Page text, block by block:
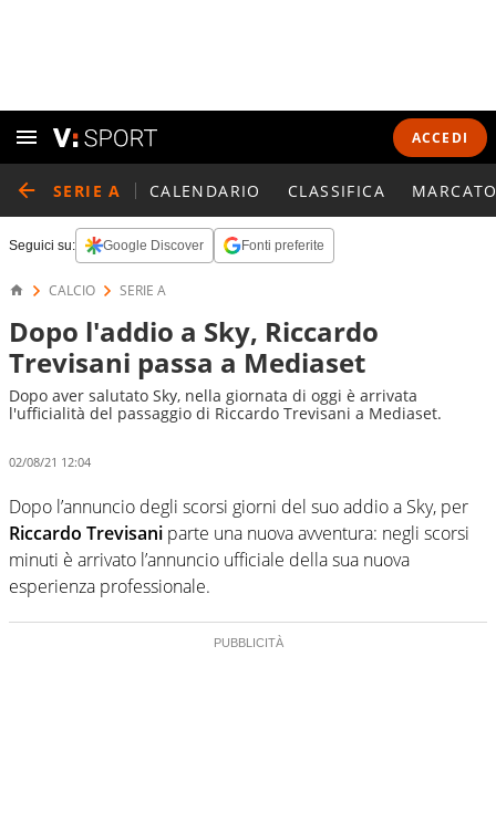
ACCEDI
SERIE A CALENDARIO CLASSIFICA
Seguici su: Google Discover Fonti preferite
CALCIO SERIE A
Dopo l'addio a Sky, Riccardo
Trevisani passa a Mediaset
Dopo aver salutato Sky, nella giornata di oggi è arrivata
l'ufficialità del passaggio di Riccardo Trevisani a Mediaset.
02/08/21 12:04
Dopo l’annuncio degli scorsi giorni del suo addio a Sky, per
Riccardo Trevisani parte una nuova avventura: negli scorsi
minuti è arrivato l’annuncio ufficiale della sua nuova
esperienza professionale.